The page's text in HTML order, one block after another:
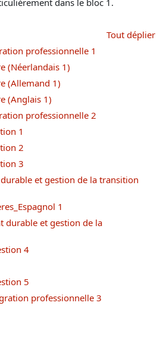
Tout déplier
professionnelle 1
(Néerlandais 1)
(Allemand 1)
(Anglais 1)
professionnelle 2
1
2
3
et gestion de la transition
1
durable et gestion de la
4
5
professionnelle 3